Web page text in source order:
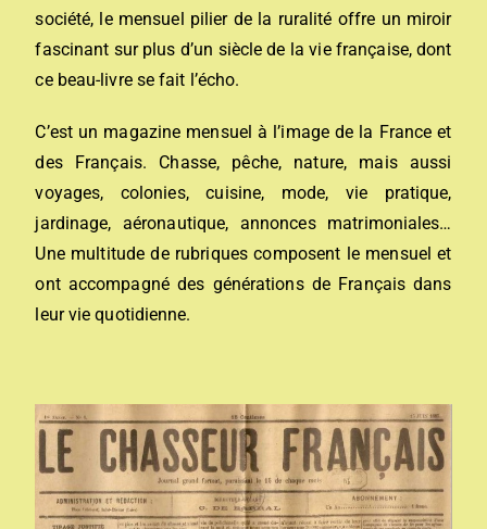
société, le mensuel pilier de la ruralité offre un miroir
fascinant sur plus d’un siècle de la vie française, dont
ce beau-livre se fait l’écho.
C’est un magazine mensuel à l’image de la France et
des Français. Chasse, pêche, nature, mais aussi
voyages, colonies, cuisine, mode, vie pratique,
jardinage, aéronautique, annonces matrimoniales…
Une multitude de rubriques composent le mensuel et
ont accompagné des générations de Français dans
leur vie quotidienne.